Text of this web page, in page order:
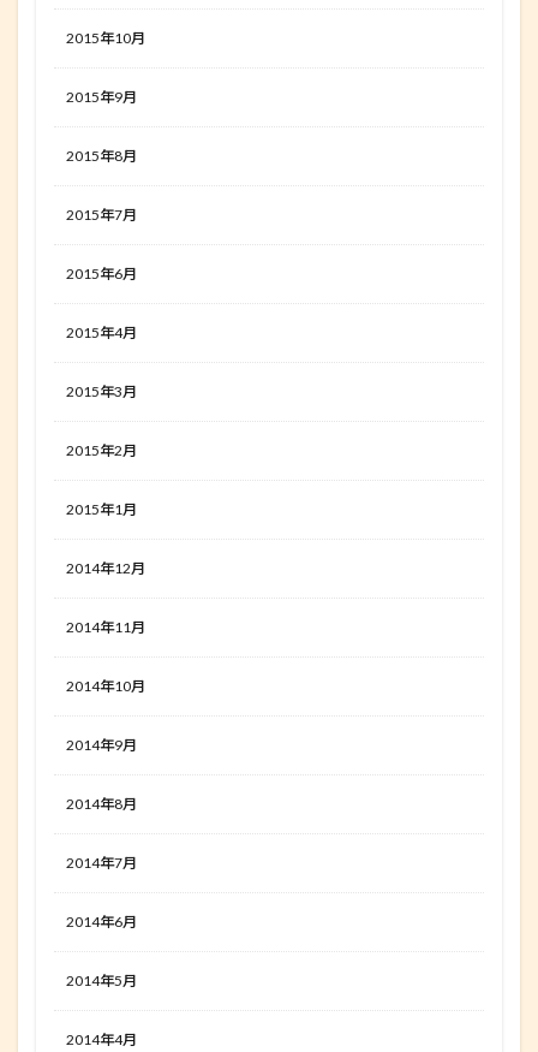
2015年10月
2015年9月
2015年8月
2015年7月
2015年6月
2015年4月
2015年3月
2015年2月
2015年1月
2014年12月
2014年11月
2014年10月
2014年9月
2014年8月
2014年7月
2014年6月
2014年5月
2014年4月